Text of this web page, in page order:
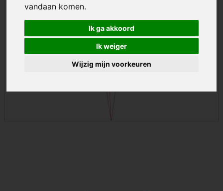
vandaan komen.
Ik ga akkoord
Ik weiger
Wijzig mijn voorkeuren